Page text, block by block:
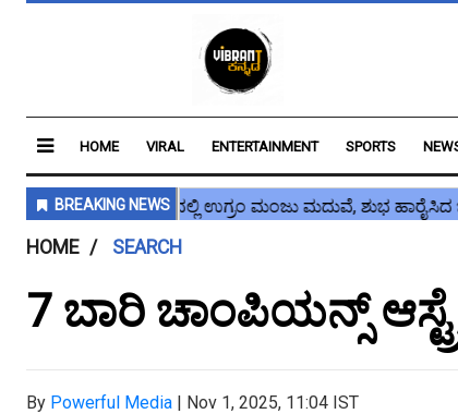
HOME VIRAL ENTERTAINMENT SPORTS
HOME SEARCH
7 ಬಾರಿ ಚಾಂಪಿಯನ್ಸ್
By Powerful Media | Nov 1, 2025, 11:04 IST